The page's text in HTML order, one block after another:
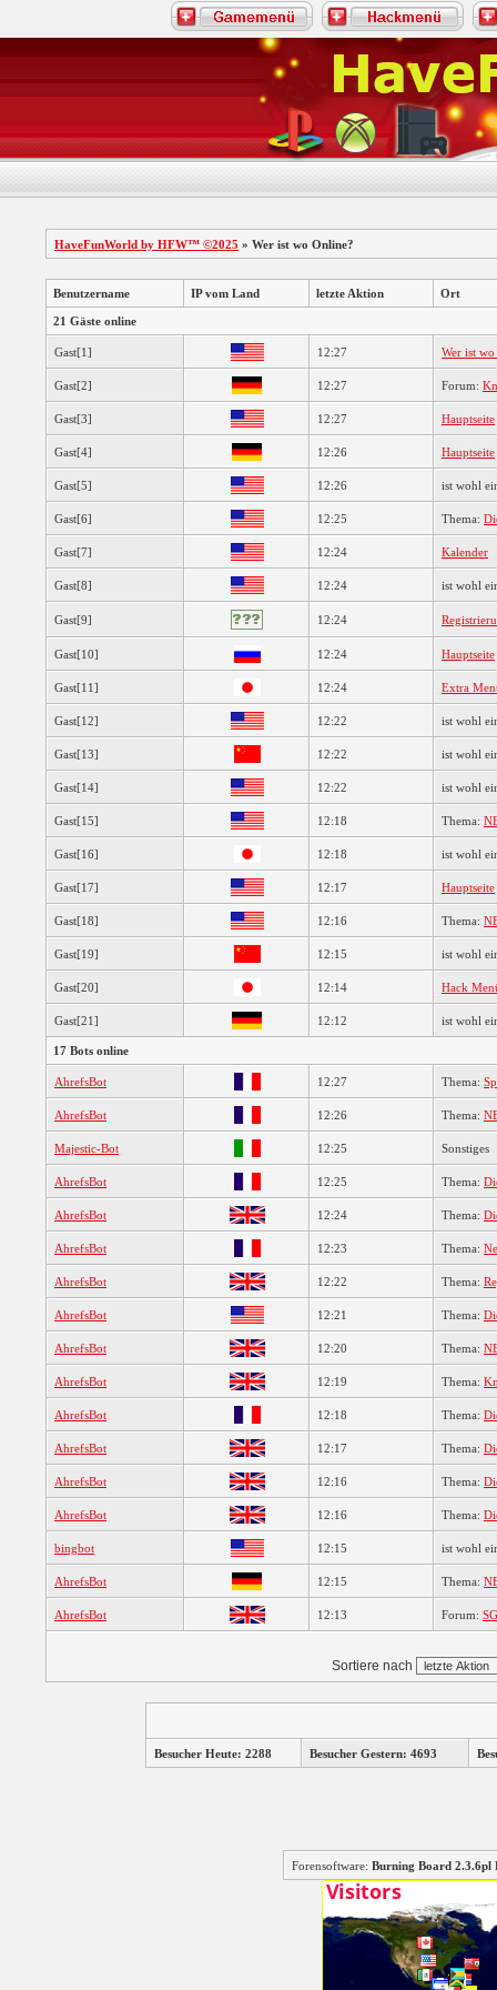
HaveFunWorld by HFW™ ©2025 » Wer ist wo Online?
Benutzername IP vom Land letzte Aktion Ort
21 Gäste online
Gast[1] 12:27 Wer ist
Gast[2] 12:27 Forum:
Gast[3] 12:27 Hauptseite
Gast[4] 12:26 Hauptseite
Gast[5] 12:26 ist wohl
Gast[6] 12:25 Thema:
Gast[7] 12:24 Kalender
Gast[8] 12:24 ist wohl
Gast[9] 12:24
Gast[10] 12:24 Hauptseite
Gast[11] 12:24 Extra
Gast[12] 12:22 ist wohl
Gast[13] 12:22 ist wohl
Gast[14] 12:22 ist wohl
Gast[15] 12:18 Thema:
Gast[16] 12:18 ist wohl
Gast[17] 12:17 Hauptseite
Gast[18] 12:16 Thema:
Gast[19] 12:15 ist wohl
Gast[20] 12:14 Hack
Gast[21] 12:12 ist wohl
17 Bots online
AhrefsBot 12:27 Thema:
AhrefsBot 12:26 Thema:
Majestic-Bot 12:25 Sonstiges
AhrefsBot 12:25 Thema:
AhrefsBot 12:24 Thema:
AhrefsBot 12:23 Thema:
AhrefsBot 12:22 Thema:
AhrefsBot 12:21 Thema:
AhrefsBot 12:20 Thema:
AhrefsBot 12:19 Thema:
AhrefsBot 12:18 Thema:
AhrefsBot 12:17 Thema:
AhrefsBot 12:16 Thema:
AhrefsBot 12:16 Thema:
bingbot 12:15 ist wohl
AhrefsBot 12:15 Thema:
AhrefsBot 12:13 Forum:
Sortiere nach
Besucher Heute: 2288 Besucher Gestern: 4693
Forensoftware: Burning Board